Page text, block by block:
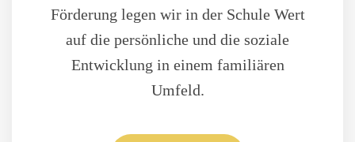
Förderung legen wir in der Schule Wert
auf die persönliche und die soziale
Entwicklung in einem familiären
Umfeld.